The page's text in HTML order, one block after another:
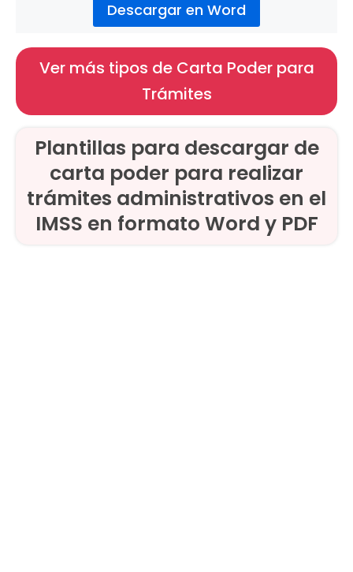
Descargar en Word
Ver más tipos de Carta Poder para
Trámites
Plantillas para descargar de
carta poder para realizar
trámites administrativos en el
IMSS en formato Word y PDF